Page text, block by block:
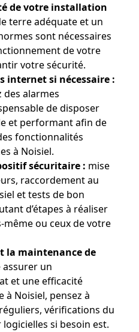
de votre installation
terre adéquate et un
sont nécessaires
de votre
votre sécurité.
internet si nécessaire :
des alarmes
de disposer
et performant afin de
fonctionnalités
à Noisiel.
sécuritaire : mise
raccordement au
et tests de bon
d’étapes à réaliser
ou ceux de votre
la maintenance de
assurer un
et une efficacité
Noisiel, pensez à
vérifications du
si besoin est.